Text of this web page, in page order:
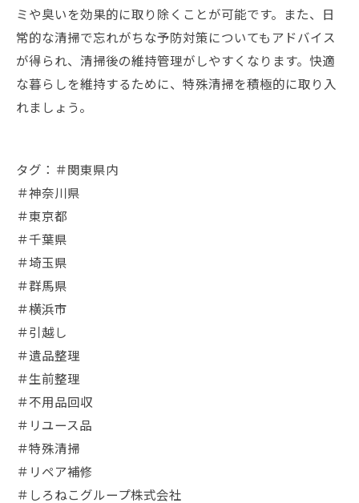
ミや臭いを効果的に取り除くことが可能です。また、日
常的な清掃で忘れがちな予防対策についてもアドバイス
が得られ、清掃後の維持管理がしやすくなります。快適
な暮らしを維持するために、特殊清掃を積極的に取り入
れましょう。
タグ：＃関東県内
＃神奈川県
＃東京都
＃千葉県
＃埼玉県
＃群馬県
＃横浜市
＃引越し
＃遺品整理
＃生前整理
＃不用品回収
＃リユース品
＃特殊清掃
＃リペア補修
＃しろねこグループ株式会社